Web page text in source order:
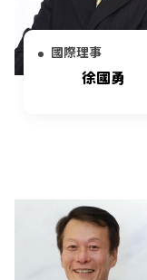
國際理事
徐國勇